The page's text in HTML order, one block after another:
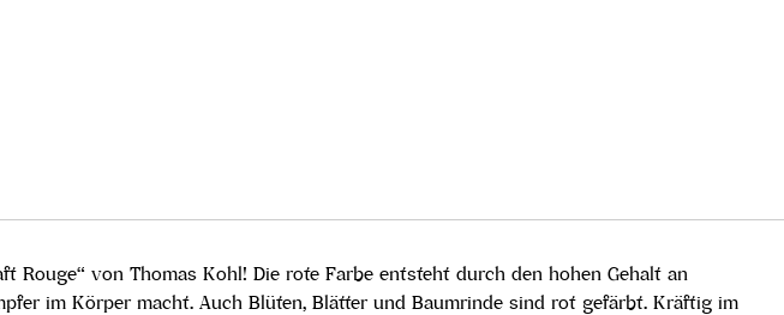
von Thomas Kohl! Die rote Farbe entsteht durch den hohen Gehalt an
im Körper macht. Auch Blüten, Blätter und Baumrinde sind rot gefärbt. Kräftig im